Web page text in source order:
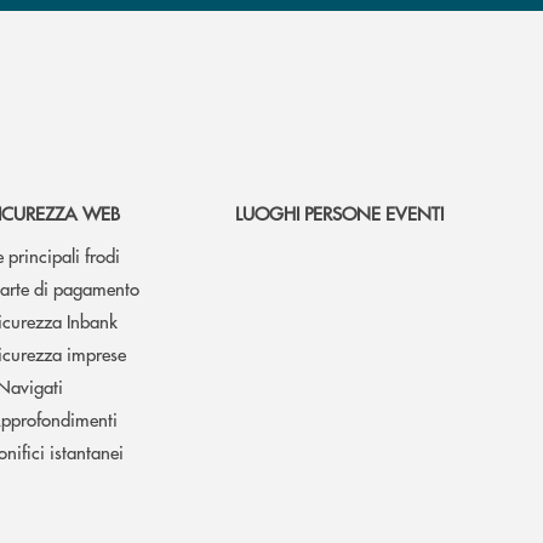
WEB
principali frodi
di pagamento
Inbank
imprese
istantanei
LUOGHI PERSONE EVENTI